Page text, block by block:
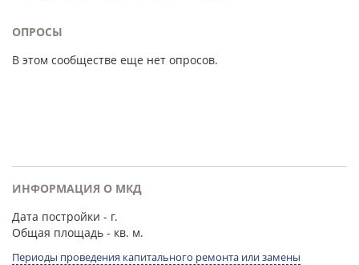
ОПРОСЫ
В этом сообществе еще нет опросов.
ИНФОРМАЦИЯ О МКД
Дата постройки - г.
Общая площадь - кв. м.
Периоды проведения капитального ремонта или замены